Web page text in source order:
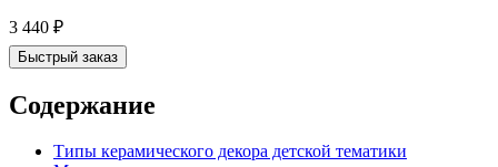
3 440 ₽
Быстрый заказ
Содержание
Типы керамического декора детской тематики